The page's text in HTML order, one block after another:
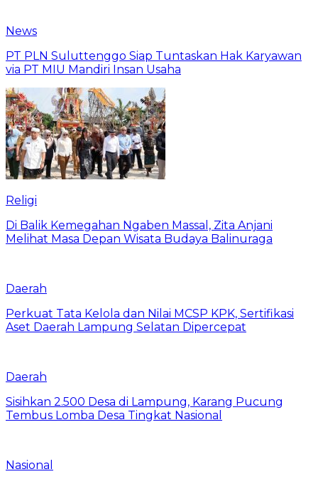
News
PT PLN Suluttenggo Siap Tuntaskan Hak Karyawan
via PT MIU Mandiri Insan Usaha
Religi
Di Balik Kemegahan Ngaben Massal, Zita Anjani
Melihat Masa Depan Wisata Budaya Balinuraga
Daerah
Perkuat Tata Kelola dan Nilai MCSP KPK, Sertifikasi
Aset Daerah Lampung Selatan Dipercepat
Daerah
Sisihkan 2.500 Desa di Lampung, Karang Pucung
Tembus Lomba Desa Tingkat Nasional
Nasional